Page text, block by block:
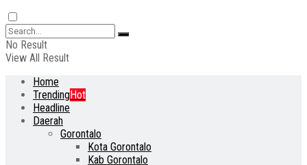
No Result
View All Result
Home
TrendingHot
Headline
Daerah
Gorontalo
Kota Gorontalo
Kab Gorontalo